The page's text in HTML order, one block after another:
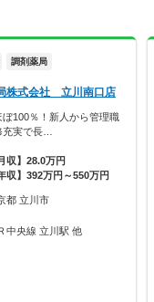
調剤薬局
株式会社 立川南口店
ぼ100％！新人から管理職
充実で長…
収】28.0万円
収】392万円～550万円
都 立川市
中央線 立川駅 他